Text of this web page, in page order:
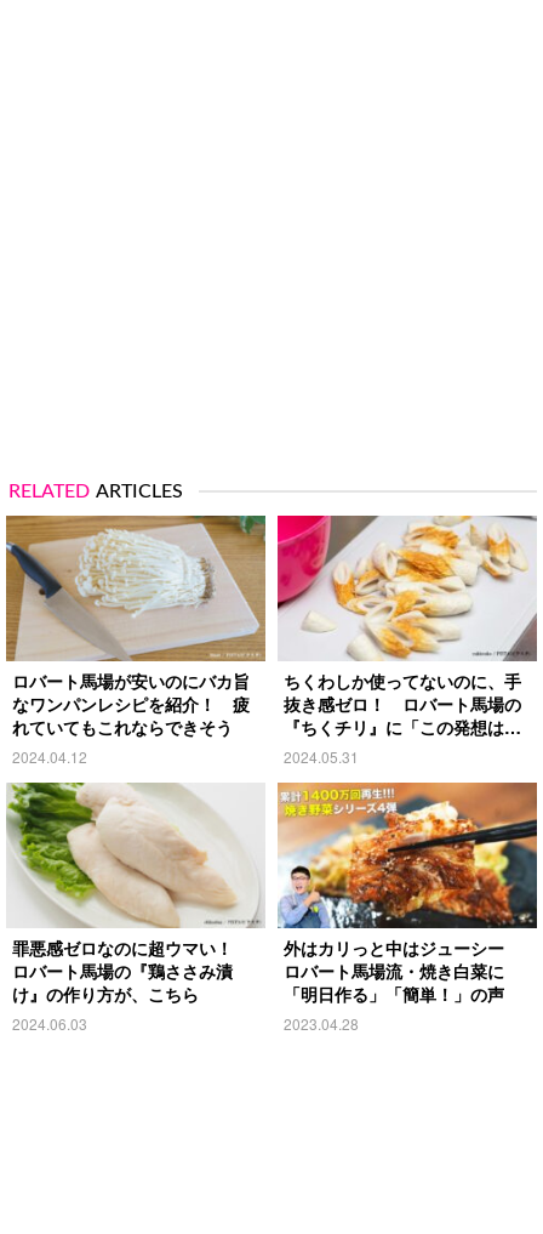
RELATED ARTICLES
ロバート馬場が安いのにバカ旨
なワンパンレシピを紹介！ 疲
れていてもこれならできそう
2024.04.12
ちくわしか使ってないのに、手
抜き感ゼロ！ ロバート馬場の
『ちくチリ』に「この発想はな
かった」
2024.05.31
罪悪感ゼロなのに超ウマい！
ロバート馬場の『鶏ささみ漬
け』の作り方が、こちら
2024.06.03
外はカリっと中はジューシー
ロバート馬場流・焼き白菜に
「明日作る」「簡単！」の声
2023.04.28